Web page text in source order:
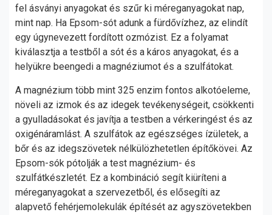
fel ásványi anyagokat és szűr ki méreganyagokat nap,
mint nap. Ha Epsom-sót adunk a fürdővízhez, az elindít
egy úgynevezett fordított ozmózist. Ez a folyamat
kiválasztja a testből a sót és a káros anyagokat, és a
helyükre beengedi a magnéziumot és a szulfátokat.
A magnézium több mint 325 enzim fontos alkotóeleme,
növeli az izmok és az idegek tevékenységeit, csökkenti
a gyulladásokat és javítja a testben a vérkeringést és az
oxigénáramlást. A szulfátok az egészséges ízületek, a
bőr és az idegszövetek nélkülözhetetlen építőkövei. Az
Epsom-sók pótolják a test magnézium- és
szulfátkészletét. Ez a kombináció segít kiüríteni a
méreganyagokat a szervezetből, és elősegíti az
alapvető fehérjemolekulák építését az agyszövetekben